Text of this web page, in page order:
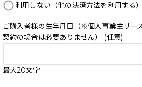
利用しない（他の決済方法を利用する）
ご購入者様の生年月日（※個人事業主リー
契約の場合は必要ありません）
(任意):
最大20文字